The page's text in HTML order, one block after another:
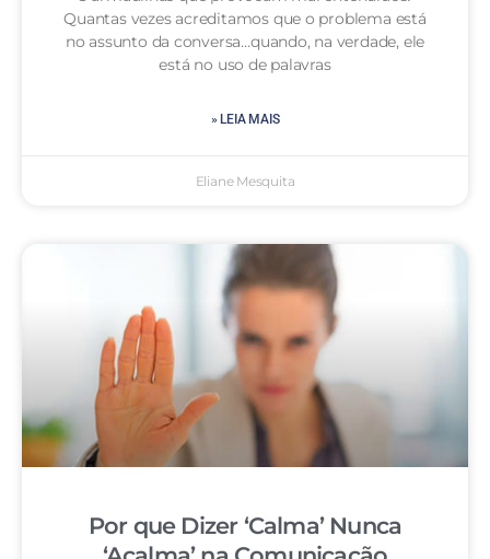
Quantas vezes acreditamos que o problema está
no assunto da conversa…quando, na verdade, ele
está no uso de palavras
» LEIA MAIS
Eliane Mesquita
Por que Dizer ‘Calma’ Nunca